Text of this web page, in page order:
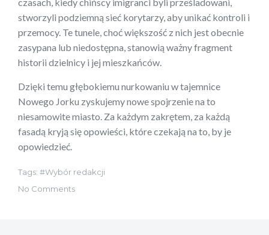
stworzyli podziemną sieć korytarzy, aby unikać kontroli i
przemocy. Te tunele, choć większość z nich jest obecnie
zasypana lub niedostępna, stanowią ważny fragment
historii dzielnicy i jej mieszkańców.
Dzięki temu głębokiemu nurkowaniu w tajemnice
Nowego Jorku zyskujemy nowe spojrzenie na to
niesamowite miasto. Za każdym zakrętem, za każdą
fasadą kryją się opowieści, które czekają na to, by je
opowiedzieć.
Tags:
Wybór redakcji
No Comments